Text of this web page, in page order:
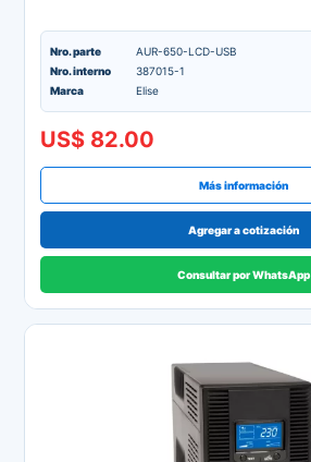
Nro. parte
AUR-650-LCD-USB
Nro. interno
387015-1
Marca
Elise
US$ 82.00
Más información
Agregar a cotización
Consultar por WhatsApp